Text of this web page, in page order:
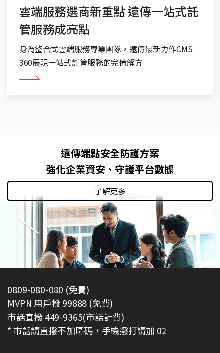
雲端服務選商新重點 遠傳一站式託
管服務成亮點
身為整合式雲端服務專業團隊，遠傳最新力作CMS
360展現一站式託管服務的完備解方
看更多
遠傳端點安全防護方案
強化企業資安、守護平台數據
了解更多
0809-080-080 (免費)
MVPN 用戶撥 99888 (免費)
市話直撥 449-9365(市話計費)
* 市話請直撥不加區碼，手機撥打請加 02